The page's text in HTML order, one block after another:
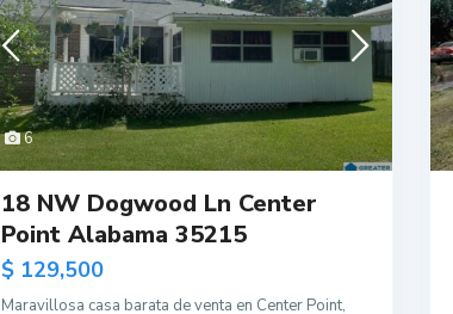
6
18 NW Dogwood Ln Center
Point Alabama 35215
$ 129,500
Maravillosa casa barata de venta en Center Point,